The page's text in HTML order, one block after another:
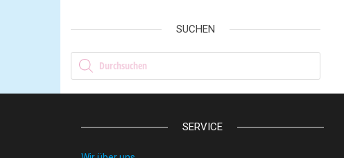
SUCHEN
Products search
SERVICE